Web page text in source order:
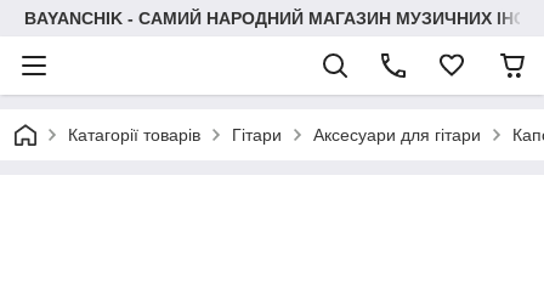
BAYANCHIK - САМИЙ НАРОДНИЙ МАГАЗИН МУЗИЧНИХ
Катагорії товарів Гітари Аксесуари для гітари